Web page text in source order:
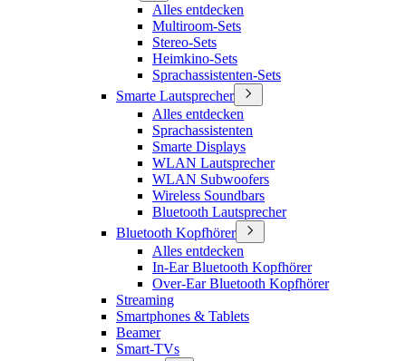
Alles entdecken
Multiroom-Sets
Stereo-Sets
Heimkino-Sets
Sprachassistenten-Sets
Smarte Lautsprecher
Alles entdecken
Sprachassistenten
Smarte Displays
WLAN Lautsprecher
WLAN Subwoofers
Wireless Soundbars
Bluetooth Lautsprecher
Bluetooth Kopfhörer
Alles entdecken
In-Ear Bluetooth Kopfhörer
Over-Ear Bluetooth Kopfhörer
Streaming
Smartphones & Tablets
Beamer
Smart-TVs